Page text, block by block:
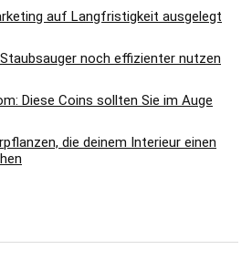
auf Langfristigkeit ausgelegt
noch effizienter nutzen
Diese Coins sollten Sie im Auge
die deinem Interieur einen